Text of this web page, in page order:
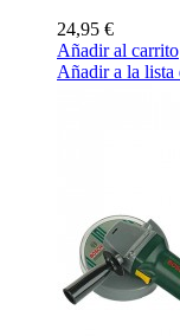
24,95 €
Añadir al carrito
Añadir a la lista